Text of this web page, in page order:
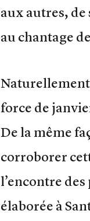
aux autres,
au chantage
force de
De la même
corroborer
l’encontre
élaborée à